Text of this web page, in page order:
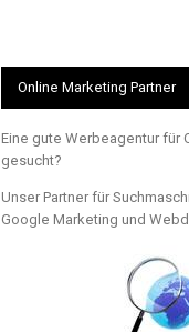
Online Marketing Partner
Eine gute Werbeagentur für
gesucht?
Unser Partner für
Google Marketing und